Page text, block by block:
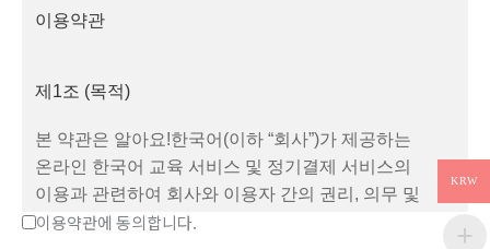
이용약관
제1조 (목적)
본 약관은 알아요!한국어(이하 “회사”)가 제공하는
온라인 한국어 교육 서비스 및 정기결제 서비스의
이용과 관련하여 회사와 이용자 간의 권리, 의무 및
책임사항을 규정함을 목적으로 합니다。
이용약관에 동의합니다.
KRW